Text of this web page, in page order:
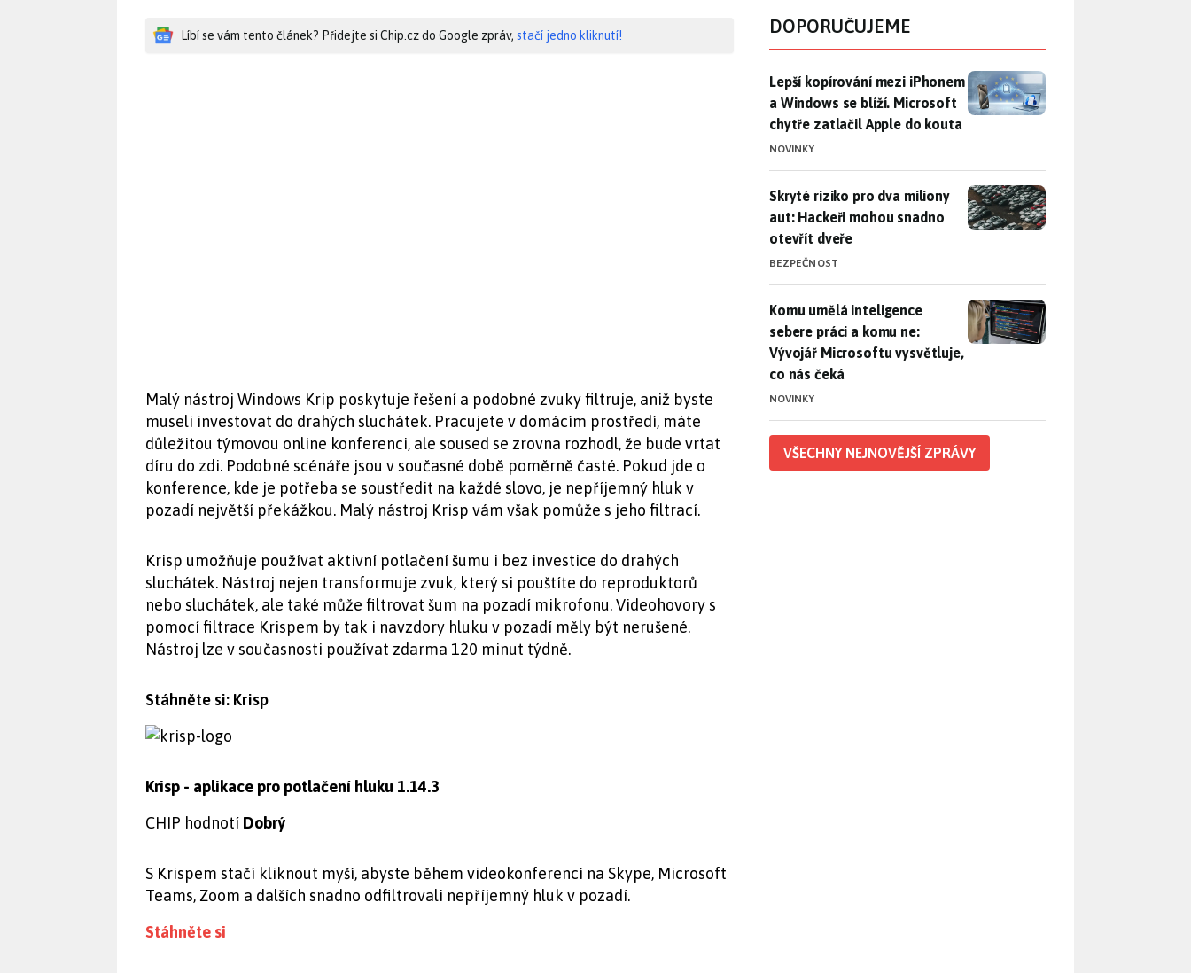
Líbí se vám tento článek? Přidejte si Chip.cz do Google zpráv, stačí jedno kliknutí!
Malý nástroj Windows Krip poskytuje řešení a podobné zvuky filtruje, aniž byste
museli investovat do drahých sluchátek. Pracujete v domácím prostředí, máte
důležitou týmovou online konferenci, ale soused se zrovna rozhodl, že bude vrtat
díru do zdi. Podobné scénáře jsou v současné době poměrně časté. Pokud jde o
konference, kde je potřeba se soustředit na každé slovo, je nepříjemný hluk v
pozadí největší překážkou. Malý nástroj Krisp vám však pomůže s jeho filtrací.
Krisp umožňuje používat aktivní potlačení šumu i bez investice do drahých
sluchátek. Nástroj nejen transformuje zvuk, který si pouštíte do reproduktorů
nebo sluchátek, ale také může filtrovat šum na pozadí mikrofonu. Videohovory s
pomocí filtrace Krispem by tak i navzdory hluku v pozadí měly být nerušené.
Nástroj lze v současnosti používat zdarma 120 minut týdně.
Stáhněte si: Krisp
Krisp - aplikace pro potlačení hluku 1.14.3
CHIP hodnotí Dobrý
S Krispem stačí kliknout myší, abyste během videokonferencí na Skype, Microsoft
Teams, Zoom a dalších snadno odfiltrovali nepříjemný hluk v pozadí.
Stáhněte si
DOPORUČUJEME
Lepší kopírování mezi iPhonem a Windows se blíží. Microsoft
Lepší kopírování mezi iPhonem
a Windows se blíží. Microsoft
chytře zatlačil Apple do kouta
NOVINKY
Skryté riziko pro dva miliony aut: Hackeři mohou snadno otevřít
Skryté riziko pro dva miliony
aut: Hackeři mohou snadno
otevřít dveře
BEZPEČNOST
Komu umělá inteligence sebere práci a komu ne: Vývojář
Komu umělá inteligence
sebere práci a komu ne:
Vývojář Microsoftu vysvětluje,
co nás čeká
NOVINKY
VŠECHNY NEJNOVĚJŠÍ ZPRÁVY